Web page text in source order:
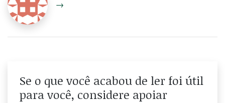
→
Se o que você acabou de ler foi útil
para você, considere apoiar